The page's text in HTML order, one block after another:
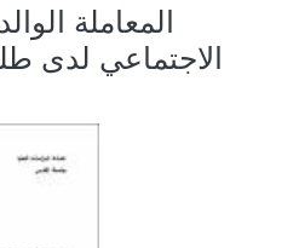
المعاملة
الاجتماعي لدى